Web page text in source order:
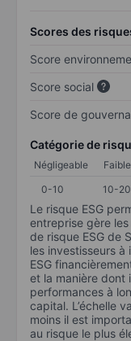
Scores des
Score
Score social
Score de
Catégorie de
Négligeable Faible
0-10
10-20
Le risque ESG
entreprise gère
de risque ESG de
les investisseurs
ESG
et la manière dont
performances à
capital. L’échelle
moins il est
au risque le plus